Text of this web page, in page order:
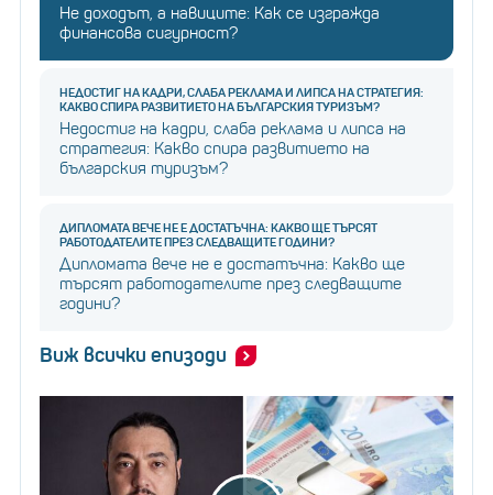
Не доходът, а навиците: Как се изгражда
финансова сигурност?
НЕДОСТИГ НА КАДРИ, СЛАБА РЕКЛАМА И ЛИПСА НА СТРАТЕГИЯ:
КАКВО СПИРА РАЗВИТИЕТО НА БЪЛГАРСКИЯ ТУРИЗЪМ?
Недостиг на кадри, слаба реклама и липса на
стратегия: Какво спира развитието на
българския туризъм?
ДИПЛОМАТА ВЕЧЕ НЕ Е ДОСТАТЪЧНА: КАКВО ЩЕ ТЪРСЯТ
РАБОТОДАТЕЛИТЕ ПРЕЗ СЛЕДВАЩИТЕ ГОДИНИ?
Дипломата вече не е достатъчна: Какво ще
търсят работодателите през следващите
години?
Виж всички епизоди